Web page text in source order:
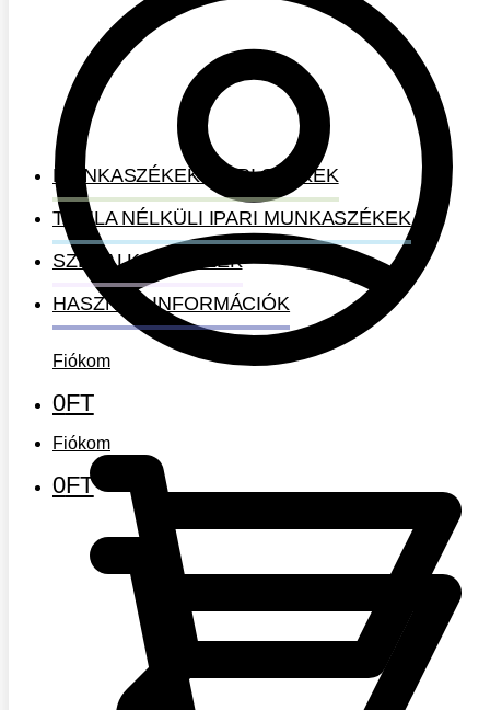
Fiókom
0FT
MUNKASZÉKEK-IPARI SZÉKEK
TÁMLA NÉLKÜLI IPARI MUNKASZÉKEK
SZÉKALKATRÉSZEK
HASZNOS INFORMÁCIÓK
Fiókom
0FT